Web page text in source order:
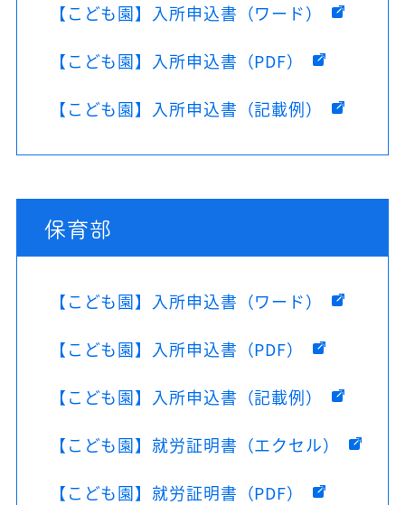
【こども園】入所申込書（ワード）
【こども園】入所申込書（PDF）
【こども園】入所申込書（記載例）
保育部
【こども園】入所申込書（ワード）
【こども園】入所申込書（PDF）
【こども園】入所申込書（記載例）
【こども園】就労証明書（エクセル）
【こども園】就労証明書（PDF）